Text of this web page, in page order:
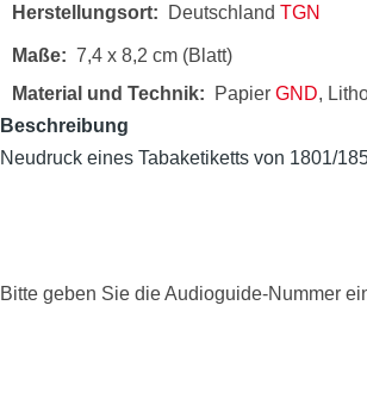
Herstellungsort
Deutschland TGN
Maße
7,4 x 8,2 cm (Blatt)
Material und Technik
Papier GND,
Beschreibung
Neudruck eines Tabaketiketts von 1801/
Bitte geben Sie die Audioguide-Nummer